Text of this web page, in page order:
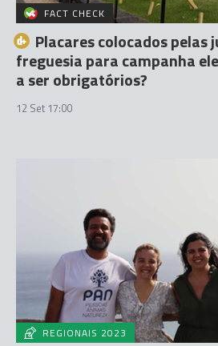
FACT CHECK
Placares colocados pelas
freguesia para campanha
a ser obrigatórios?
12 Set 17:00
REGIONAIS 2023